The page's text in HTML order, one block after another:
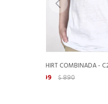
T-SHIRT COMBINADA -
199 $890